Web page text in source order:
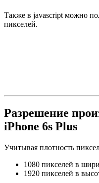
Также в javascript можно
пикселей.
Разрешение
iPhone 6s Plus
Учитывая плотность
1080 пикселей в
1920 пикселей в